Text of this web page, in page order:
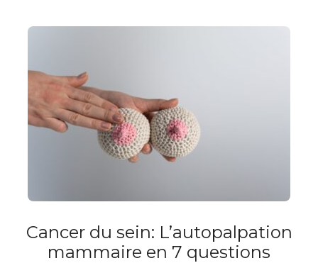
Cancer du sein: L’autopalpation
mammaire en 7 questions